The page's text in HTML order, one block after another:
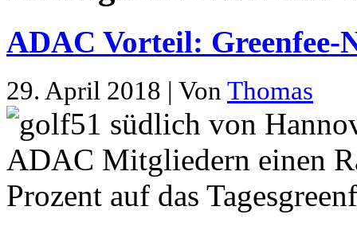
ADAC Vorteil: Greenfee-
29. April 2018 | Von Thomas